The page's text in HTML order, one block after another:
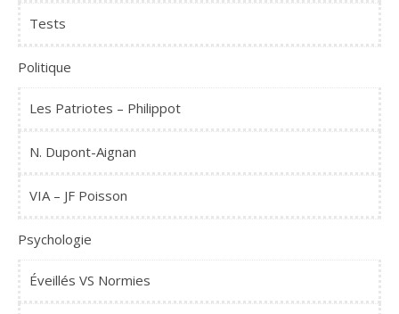
Tests
Politique
Les Patriotes – Philippot
N. Dupont-Aignan
VIA – JF Poisson
Psychologie
Éveillés VS Normies